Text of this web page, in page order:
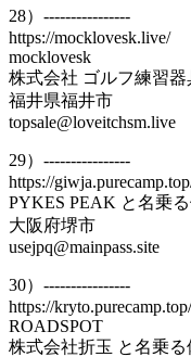
28）----------------
https://mocklovesk.live/
mocklovesk
株式会社 ゴルフ練習
福井県福井市
topsale@loveitchsm.live
29）----------------
https://
PYKES PEAK と名乗
大阪府堺市
usejpq@mainpass.site
30）----------------
https://kryto.purecamp.top/
ROADSPOT
株式会社折玉 と名乗る